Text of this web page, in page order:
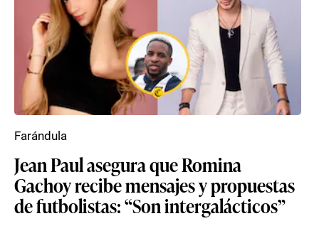
Jean Paul asegura que Romina
Gachoy recibe mensajes y propuestas
de futbolistas: “Son intergalácticos”
Farándula